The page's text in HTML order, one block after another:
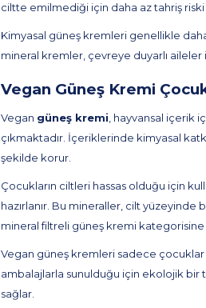
ciltte emilmediği için daha az tahriş riski
Kimyasal güneş kremleri genellikle
mineral kremler, çevreye duyarlı
Vegan Güneş Kremi
Vegan güneş kremi , hayvansal
çıkmaktadır. İçeriklerinde kimyasal
şekilde korur.
Çocukların ciltleri hassas olduğu için
hazırlanır. Bu mineraller, cilt yüzeyinde
mineral filtreli güneş kremi
Vegan güneş kremleri sadece
ambalajlarla sunulduğu için ekolojik bir
sağlar.